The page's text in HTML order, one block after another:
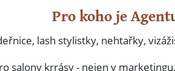
Pro koho je
lash stylistky, nehtařky,
salony krrásy - nejen v